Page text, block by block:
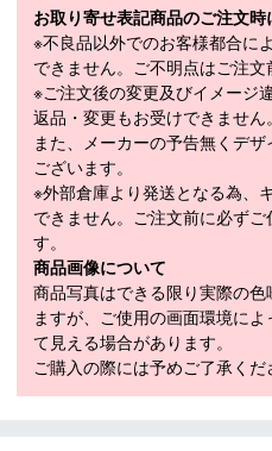
メーカー公表実
寸サイズ（cm）
M：着丈 71
L：着丈 73
XL：着丈
適応季節
・「サイズ目安」は実寸サイズ
イズ（ヌードサイズ）です。ご
てサイズ選びの目安としてくださ
・「実寸サイズ」は仕上がりサ
す。また、個体差による若干の
商品在庫につきまして
お取り寄せ表記商品のご注文時
※不良品以外でのお客様都合に
できません。ご不明点はご注文
※ご注文後の変更及びイメージ
返品・変更もお受けできません。
また、メーカーの予告無くデ
ございます。
※外部倉庫より発送となる為、
できません。ご注文前に必ず
す。
商品画像について
商品写真はできる限り実際の
ますが、ご使用の画面環境に
て見える場合があります。
ご購入の際には予めご了承くだ